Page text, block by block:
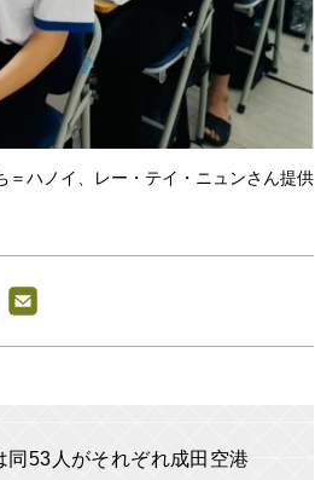
ハノイ、レー・テイ・ニュンさん提供
53人がそれぞれ成田空港